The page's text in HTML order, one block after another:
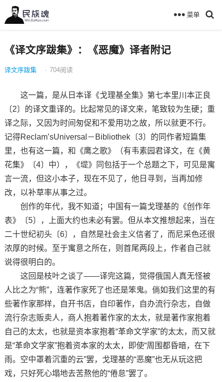
菜单
《译文序跋集》：《恶魔》译者附记
译文序跋集 · 704阅读
这一篇，是从日本译《戈理基全集》第七本里川本正良
〔2〕的译文重译的。比起常见的译文来，笔致较为生硬；重
译之际，又因为时间匆促和不爱用功之故，所以就更不行。
记得Reclam’sUniversal－Bibliothek〔3〕的同作者短篇集
里，也有这一篇，和《鹰之歌》（有韦素园君译文，在《黄
花集》〔4〕中），《堤》同包括于一个总题之下，可见是寓
言一流，但这小本子，现在不见了，他日寻到，当再加修
改，以补草率从事之过。
创作的年代，我不知道；中国有一篇戈理基的《创作年
表》〔5〕，上面大约也未必有罢。但从本文推想起来，当在
二十世纪初头〔6〕，自然是社会主义信者了，而尼采色还很
浓厚的时候。至于寓意之所在，则首尾两段上，作者自己就
说得很明白的。
这回是枝叶之谈了——译完这篇，觉得俄国人真无怪被
人比之为“熊”，连著作家死了也还是笨鬼。倘如我们这里的有
些著作家那样，自开书店，自印著作，自办流行杂志，自做
流行杂志贩卖人，商人抱着著作家的太太，就是著作家抱着
自己的太太，也就是资本家抱着“革命文学家”的太太，而又就
是“革命文学家”抱着资本家的太太，即使“周围都昏暗，在下
雨。空中罩着沉重的云”罢，戈理基的“恶魔”也无从玩这把
戏，只好死心塌地去苦熬他的“倦怠”罢了。